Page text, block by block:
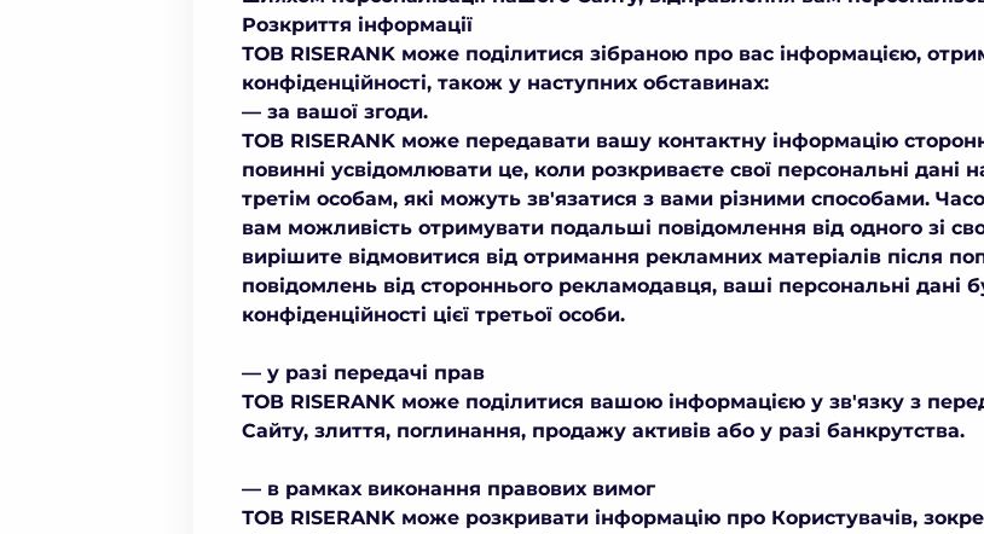
Розкриття інформації
ТОВ RISERANK може поділитися зібраною про вас інформацією,
конфіденційності, також у наступних обставинах:
— за вашої згоди.
ТОВ RISERANK може передавати вашу контактну інформацію
повинні усвідомлювати це, коли розкриваєте свої персональні дані
третім особам, які можуть зв'язатися з вами різними способами.
вам можливість отримувати подальші повідомлення від одного зі
вирішите відмовитися від отримання рекламних матеріалів після
повідомлень від стороннього рекламодавця, ваші персональні дані
конфіденційності цієї третьої особи.
— у разі передачі прав
ТОВ RISERANK може поділитися вашою інформацією у зв'язку з
Сайту, злиття, поглинання, продажу активів або у разі банкрутства.
— в рамках виконання правових вимог
ТОВ RISERANK може розкривати інформацію про Користувачів,